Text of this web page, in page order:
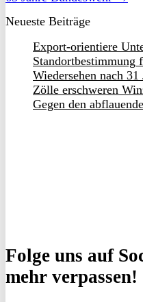
Neueste Beiträge
Export-orientiere
Standortbestimmung
Wiedersehen nach 31
Zölle erschweren
Gegen den
Folge uns auf
mehr verpassen!